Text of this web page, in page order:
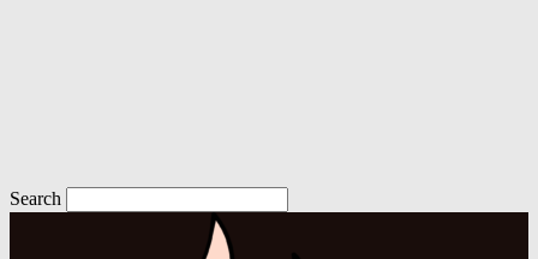
Search